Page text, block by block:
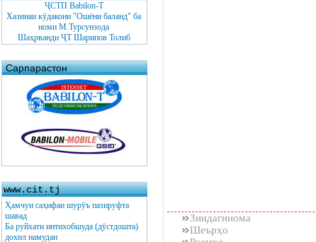
ҶСТП Babilon-T
Хазинаи кӯдакони "Ошёни баланд" ба
номи М.Турсунзода
Шаҳрванди ҶТ Шарипов Толиб
Сарпарастон
www.cit.tj
Ҳамчун саҳифаи шурӯъ пазируфта
шавад
Ба руйхати интихобшуда (дӯстдошта)
дохил намудан
Зиндагинома
Шеърҳо